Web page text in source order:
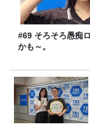
#69 そろそろ愚痴
かも～。